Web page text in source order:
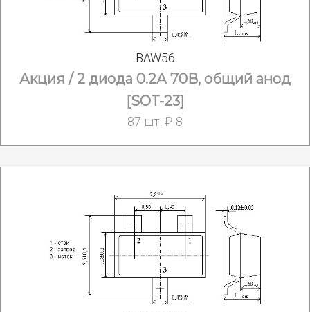
BAW56
Акция / 2 диода 0.2А 70В, общий анод
[SOT-23]
87 шт. ₽ 8